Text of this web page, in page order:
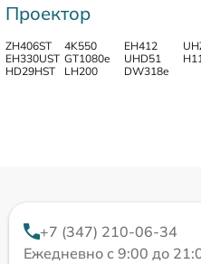
Проектор
ZH406ST 4K550 EH412
EH330UST GT1080e UHD51
HD29HST
LH200 DW318e
+7 (347) 210-06-34
Ежедневно с 9:00 до